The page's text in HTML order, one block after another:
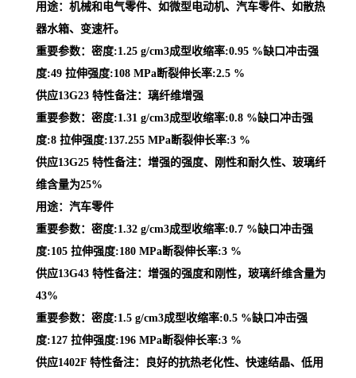
用途：机械和电气零件、如微型电动机、汽车零件、如散热
器水箱、变速杆。
重要参数：密度:1.25 g/cm3成型收缩率:0.95 %缺口冲击强
度:49 拉伸强度:108 MPa断裂伸长率:2.5 %
供应13G23 特性备注：璃纤维增强
重要参数：密度:1.31 g/cm3成型收缩率:0.8 %缺口冲击强
度:8 拉伸强度:137.255 MPa断裂伸长率:3 %
供应13G25 特性备注：增强的强度、刚性和耐久性、玻璃纤
维含量为25%
用途：汽车零件
重要参数：密度:1.32 g/cm3成型收缩率:0.7 %缺口冲击强
度:105 拉伸强度:180 MPa断裂伸长率:3 %
供应13G43 特性备注：增强的强度和刚性，玻璃纤维含量为
43%
重要参数：密度:1.5 g/cm3成型收缩率:0.5 %缺口冲击强
度:127 拉伸强度:196 MPa断裂伸长率:3 %
供应1402F 特性备注：良好的抗热老化性、快速结晶、低用